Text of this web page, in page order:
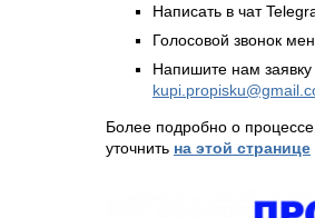
Написать в чат
Голосовой звонок
Напишите нам
Более подробно о
уточнить на этой странице